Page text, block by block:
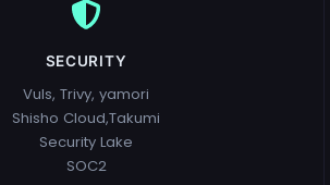
SECURITY
Vuls, Trivy, yamori
Shisho Cloud,Takumi
Security Lake
SOC2